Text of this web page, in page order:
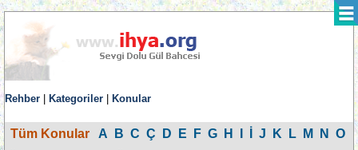
Rehber Kategoriler Konular
Tüm Konular A B C Ç D E F G H J K L M N
O